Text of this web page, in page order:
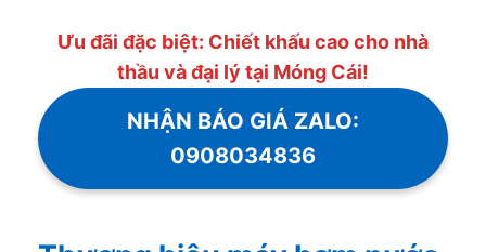
Ưu đãi đặc biệt: Chiết khấu cao cho nhà
thầu và đại lý tại Móng Cái!
NHẬN BÁO GIÁ ZALO:
0908034836